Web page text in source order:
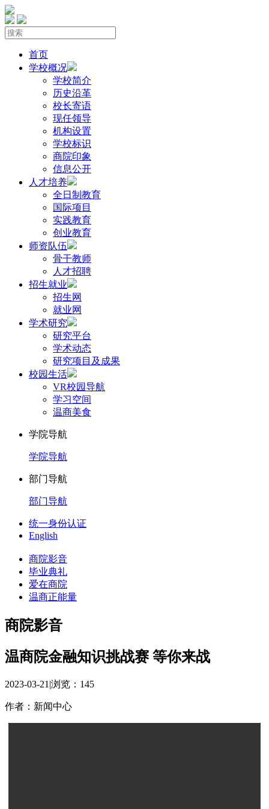
首页
学校概况
学校简介
历史沿革
校长寄语
现任领导
机构设置
学校标识
商院印象
信息公开
人才培养
全日制教育
国际项目
实践教育
创业教育
师资队伍
骨干教师
人才招聘
招生就业
招生网
就业网
学术研究
研究平台
学术动态
研究项目及成果
校园生活
VR校园导航
学习空间
温商美食
学院导航
学院导航
部门导航
部门导航
统一身份认证
English
商院影音
毕业典礼
爱在商院
温商正能量
商院影音
温商院金融知识挑战赛 等你来战
2023-03-21 |浏览： 145
作者：新闻中心